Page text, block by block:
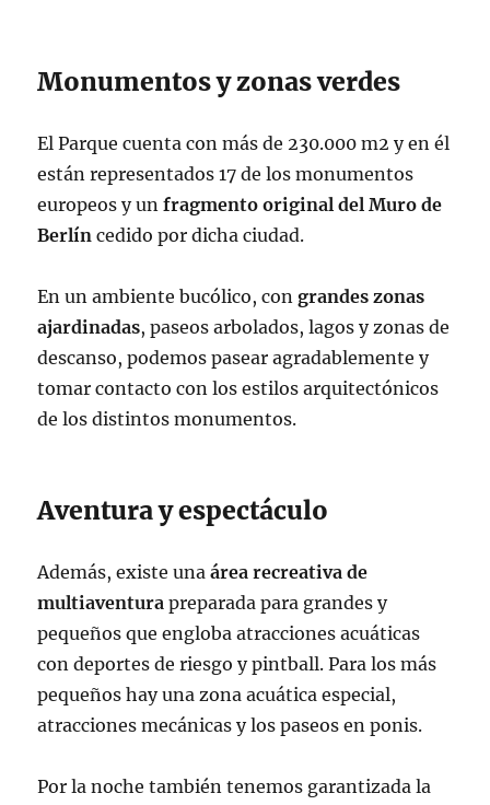
Monumentos y zonas verdes
El Parque cuenta con más de 230.000 m2 y en él
están representados 17 de los monumentos
europeos y unfragmento original del Muro de
Berlín cedido por dicha ciudad.
En un ambiente bucólico, congrandes zonas
ajardinadas, paseos arbolados, lagos y zonas de
descanso, podemos pasear agradablemente y
tomar contacto con los estilos arquitectónicos
de los distintos monumentos.
Aventura y espectáculo
Además, existe unaárea recreativa de
multiaventura preparada para grandes y
pequeños que engloba atracciones acuáticas
con deportes de riesgo y pintball. Para los más
pequeños hay una zona acuática especial,
atracciones mecánicas y los paseos en ponis.
Por la noche también tenemos garantizada la